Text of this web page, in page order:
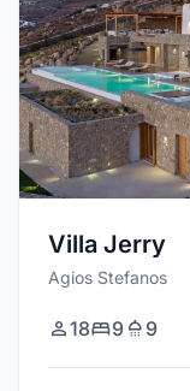
Villa Jerry
Agios Stefanos
18 9 9